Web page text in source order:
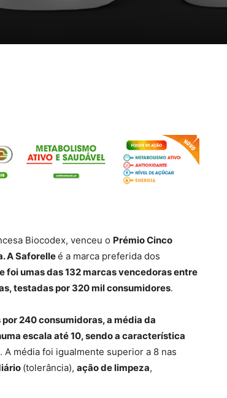
Biocodex, venceu o Prémio Cinco
A Saforelleé a marca preferida dos
foi umas das 132 marcas vencedoras entre
testadas por 320 mil consumidores.
240 consumidoras, a média da
escala até 10, sendo a característica
. A média foi igualmente superior a 8 nas
(tolerância), ação de limpeza,